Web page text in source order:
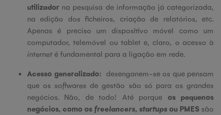
utilizador na pesquisa de informação já categorizada,
na edição dos ficheiros, criação de relatórios, etc.
Apenas é preciso um dispositivo móvel como um
computador, telemóvel ou tablet e, claro, o acesso à
internet é fundamental para a ligação em rede.
Acesso generalizado: desenganem-se os que pensam
que ossoftwares de gestão são só para os grandes
negócios. Não, de todo! Até porque os pequenos
negócios, como os freelancers, startups ou PMES são